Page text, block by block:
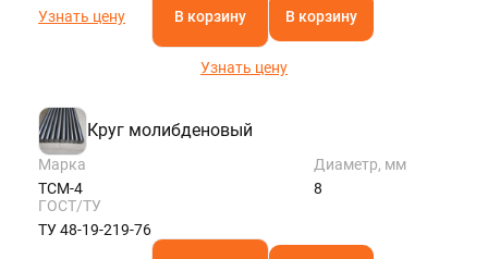
Узнать цену В корзину В корзину
Узнать цену
Круг молибденовый
Марка
ТСМ-4
Диаметр, мм
8
ГОСТ/ТУ
ТУ 48-19-219-76